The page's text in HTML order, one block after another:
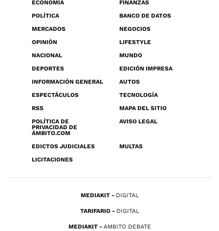
ECONOMÍA
FINANZAS
POLÍTICA
BANCO DE DATOS
MERCADOS
NEGOCIOS
OPINIÓN
LIFESTYLE
NACIONAL
MUNDO
DEPORTES
EDICIÓN IMPRESA
INFORMACIÓN GENERAL
AUTOS
ESPECTÁCULOS
TECNOLOGÍA
RSS
MAPA DEL SITIO
POLÍTICA DE
PRIVACIDAD DE
ÁMBITO.COM
AVISO LEGAL
EDICTOS JUDICIALES
MULTAS
LICITACIONES
MEDIAKIT DIGITAL
TARIFARIO DIGITAL
MEDIAKIT AMBITO DEBATE